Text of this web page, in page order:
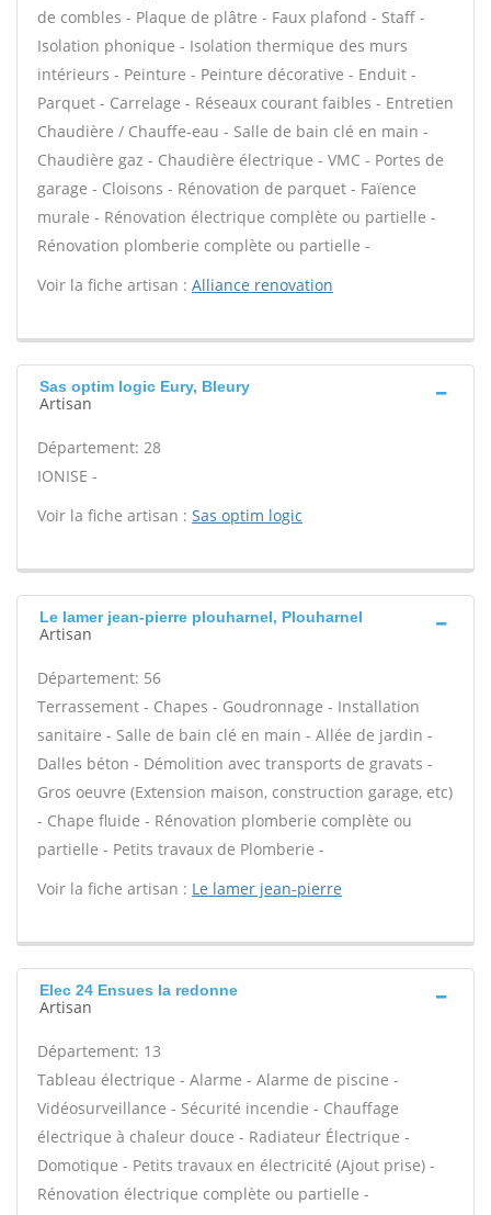
de combles - Plaque de plâtre - Faux plafond - Staff -
Isolation phonique - Isolation thermique des murs
intérieurs - Peinture - Peinture décorative - Enduit -
Parquet - Carrelage - Réseaux courant faibles - Entretien
Chaudière / Chauffe-eau - Salle de bain clé en main -
Chaudière gaz - Chaudière électrique - VMC - Portes de
garage - Cloisons - Rénovation de parquet - Faïence
murale - Rénovation électrique complète ou partielle -
Rénovation plomberie complète ou partielle -
Voir la fiche artisan : Alliance renovation
Sas optim logic Eury, Bleury
Artisan
Département: 28
IONISE -
Voir la fiche artisan : Sas optim logic
Le lamer jean-pierre plouharnel, Plouharnel
Artisan
Département: 56
Terrassement - Chapes - Goudronnage - Installation
sanitaire - Salle de bain clé en main - Allée de jardin -
Dalles béton - Démolition avec transports de gravats -
Gros oeuvre (Extension maison, construction garage, etc)
- Chape fluide - Rénovation plomberie complète ou
partielle - Petits travaux de Plomberie -
Voir la fiche artisan : Le lamer jean-pierre
Elec 24 Ensues la redonne
Artisan
Département: 13
Tableau électrique - Alarme - Alarme de piscine -
Vidéosurveillance - Sécurité incendie - Chauffage
électrique à chaleur douce - Radiateur Électrique -
Domotique - Petits travaux en électricité (Ajout prise) -
Rénovation électrique complète ou partielle -